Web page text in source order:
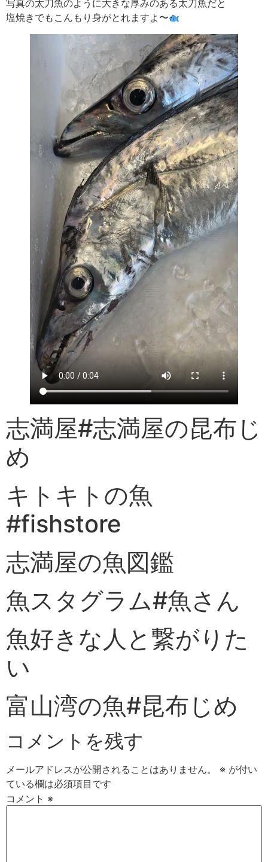
写真の太刀魚のように大きな厚みのある太刀魚だと
塩焼きでもこんもり身がとれますよ〜
志満屋#志満屋の昆布じ
め
キトキトの魚
#fishstore
志満屋の魚図鑑
魚スタグラム#魚さん
魚好きな人と繋がりた
い
富山湾の魚#昆布じめ
コメントを残す
メールアドレスが公開されることはありません。 ※ が付い
ている欄は必須項目です
コメント ※